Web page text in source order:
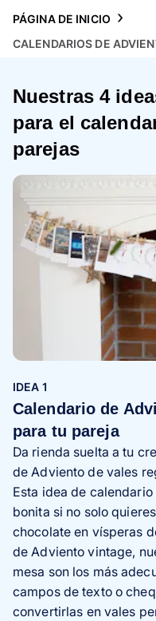
Atención al cliente
PÁGINA DE INICIO
CALENDARIOS DE
Nuestras 4
para el
parejas
IDEA 1
Calendario de
para tu pareja
Da rienda suelta a tu
de Adviento de vales
Esta idea de
bonita si no solo
chocolate en vísperas
de Adviento vintage,
mesa son los más
campos de texto o
convertirlas en vales